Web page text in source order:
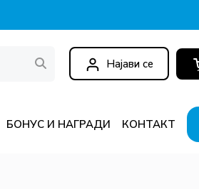
Најави се
БОНУС И НАГРАДИ КОНТАКТ